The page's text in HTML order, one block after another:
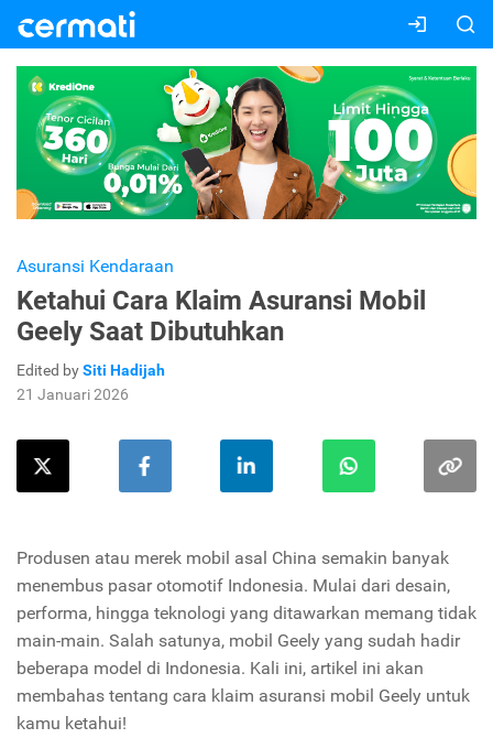
Asuransi Kendaraan
Ketahui Cara Klaim Asuransi Mobil
Geely Saat Dibutuhkan
Edited bySiti Hadijah
21 Januari 2026
Produsen atau merek mobil asal China semakin banyak
menembus pasar otomotif Indonesia. Mulai dari desain,
performa, hingga teknologi yang ditawarkan memang tidak
main-main. Salah satunya, mobil Geely yang sudah hadir
beberapa model di Indonesia. Kali ini, artikel ini akan
membahas tentang cara klaim asuransi mobil Geely untuk
kamu ketahui!